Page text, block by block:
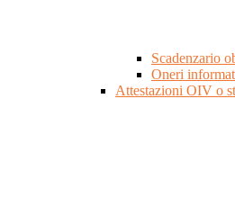
Scadenzario
Oneri
Attestazioni OIV o